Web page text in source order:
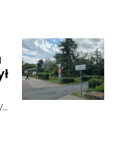
artykułu: